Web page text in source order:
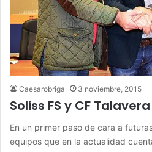
Caesarobriga 3 noviembre, 2015
Soliss FS y CF
En un primer paso de cara a
equipos que en la actualidad